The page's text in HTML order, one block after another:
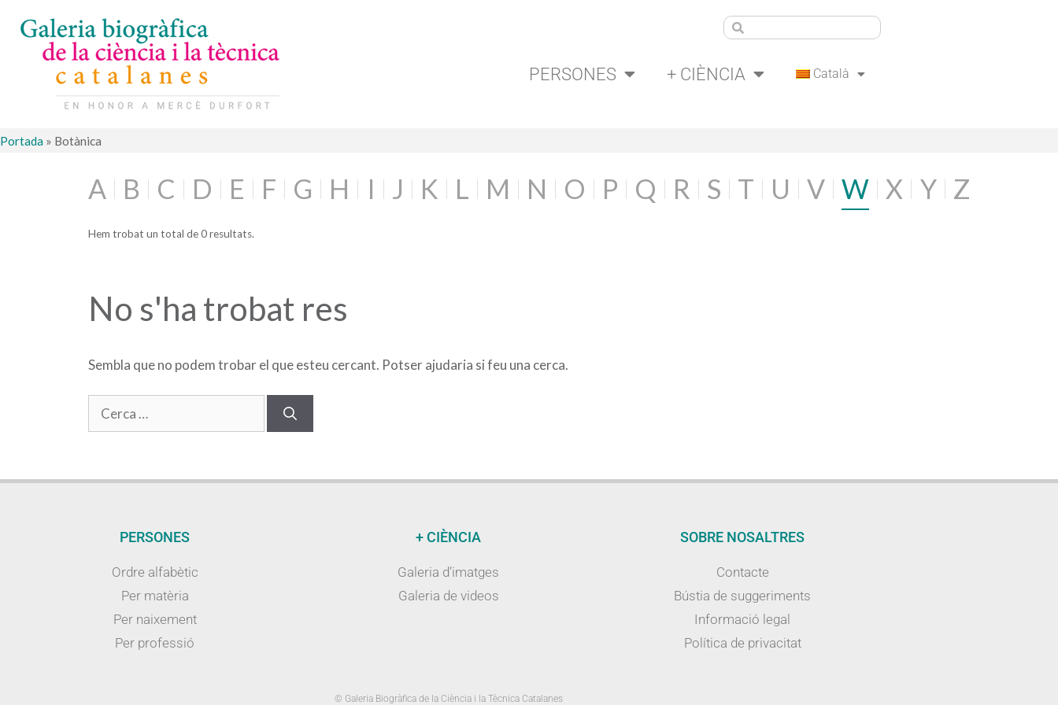
PERSONES + CIÈNCIA Català
Portada » Botànica
A B C D E F G H I J K L M N O P Q R S T U V W X Y Z
Hem trobat un total de 0 resultats.
No s'ha trobat res
Sembla que no podem trobar el que esteu cercant. Potser ajudaria si feu una cerca.
PERSONES
Ordre alfabètic
Per matèria
Per naixement
Per professió
+ CIÈNCIA
Galeria d’imatges
Galeria de videos
SOBRE NOSALTRES
Contacte
Bústia de suggeriments
Informació legal
Política de privacitat
© Galeria Biogràfica de la Ciència i la Tècnica Catalanes